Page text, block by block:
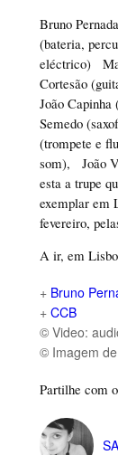
Bruno
(bateria,
eléctrico)
Cortesão
João
Semedo
(trompete e
som), João
esta a trupe
exemplar em
fevereiro,
A ir, em
+ Bruno
+ CCB
© Video:
© Imagem
Partilhe com